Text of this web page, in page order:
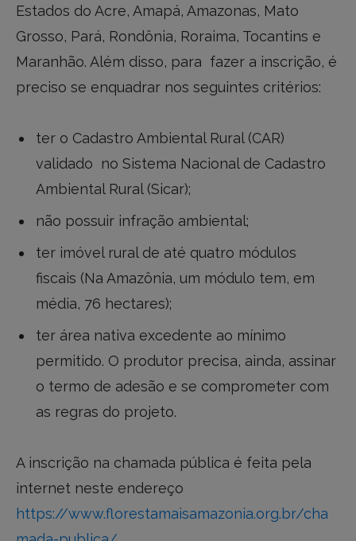
Estados do Acre, Amapá, Amazonas, Mato
Grosso, Pará, Rondônia, Roraima, Tocantins e
Maranhão. Além disso, para fazer a inscrição, é
preciso se enquadrar nos seguintes critérios:
ter o Cadastro Ambiental Rural (CAR)
validado no Sistema Nacional de Cadastro
Ambiental Rural (Sicar);
não possuir infração ambiental;
ter imóvel rural de até quatro módulos
fiscais (Na Amazônia, um módulo tem, em
média, 76 hectares);
ter área nativa excedente ao mínimo
permitido. O produtor precisa, ainda, assinar
o termo de adesão e se comprometer com
as regras do projeto.
A inscrição na chamada pública é feita pela
internet neste endereço
https://www.florestamaisamazonia.org.br/cha